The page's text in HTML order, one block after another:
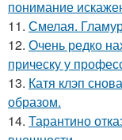
понимание
11. Смелая.
12. Очень редко
прическу у
13. Катя клэп
образом.
14. Тарантино